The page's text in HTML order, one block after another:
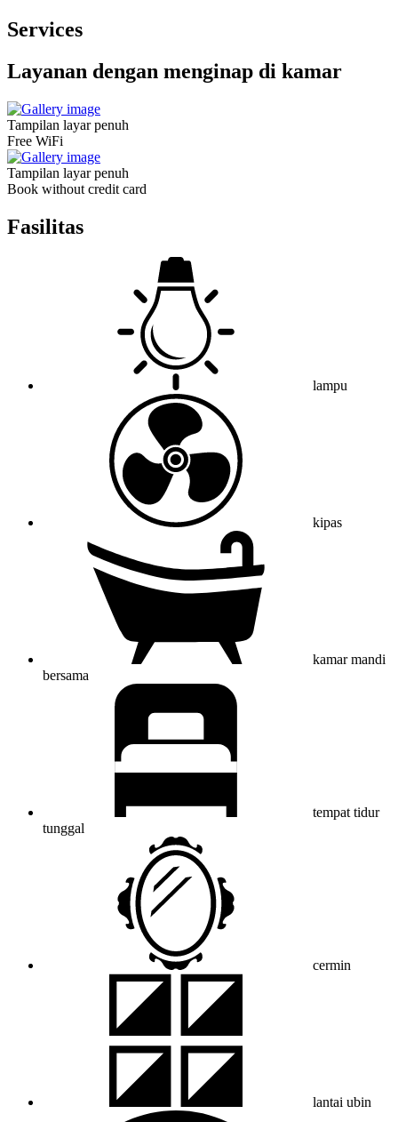
Services
Layanan dengan menginap di kamar
Tampilan layar penuh
Free WiFi
Tampilan layar penuh
Book without credit card
Fasilitas
lampu
kipas
kamar mandi
bersama
tempat tidur
tunggal
cermin
lantai ubin